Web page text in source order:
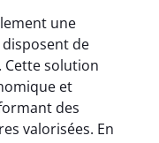
une
de
Cette solution
et
des
valorisées. En